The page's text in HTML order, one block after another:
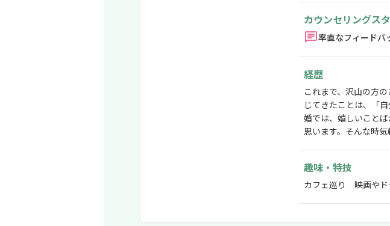
カウンセリングス
率直なフィードバ
経歴
これまで、沢山の方
じてきたことは、「
婚では、嬉しいこと
思います。そんな時
趣味・特技
カフェ巡り 映画や